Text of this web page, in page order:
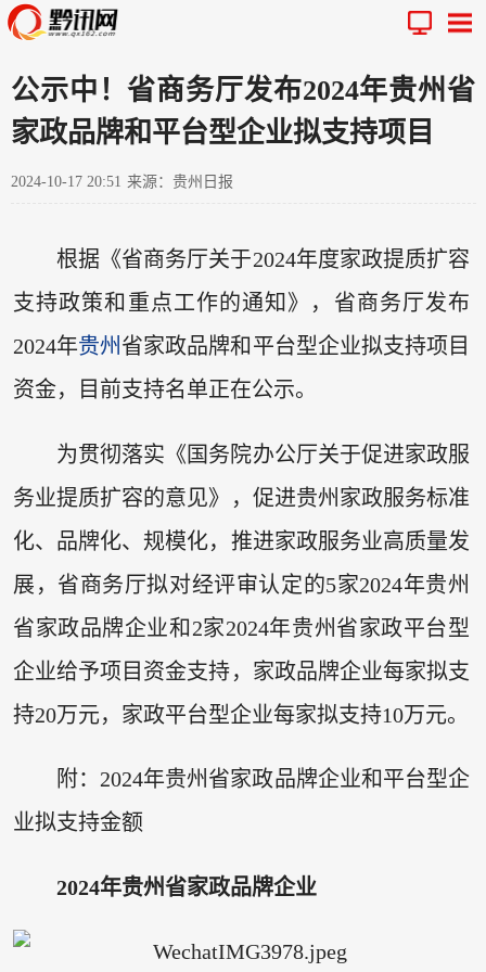
公示中！省商务厅发布2024年贵州省
家政品牌和平台型企业拟支持项目
2024-10-17 20:51 来源：贵州日报
根据《省商务厅关于2024年度家政提质扩容
支持政策和重点工作的通知》，省商务厅发布
2024年贵州 省家政品牌和平台型企业拟支持项目
资金，目前支持名单正在公示。
为贯彻落实《国务院办公厅关于促进家政服
务业提质扩容的意见》，促进贵州家政服务标准
化、品牌化、规模化，推进家政服务业高质量发
展，省商务厅拟对经评审认定的5家2024年贵州
省家政品牌企业和2家2024年贵州省家政平台型
企业给予项目资金支持，家政品牌企业每家拟支
持20万元，家政平台型企业每家拟支持10万元。
附：2024年贵州省家政品牌企业和平台型企
业拟支持金额
2024年贵州省家政品牌企业